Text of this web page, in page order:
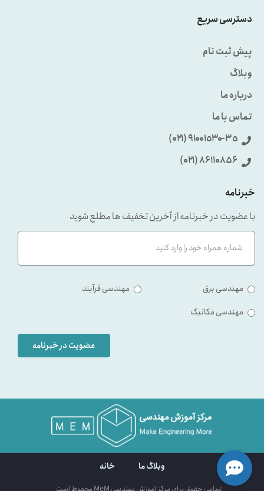
دسترسی سریع
پیش ثبت نام
وبلاگ
درباره ما
تماس با ما
٩۱۰۰۱٥۳۰-۳٥ (۰۲۱)
86110856 (۰۲۱)
خبرنامه
با عضویت در خبرنامه از آخرین تخفیف ها مطلع شوید
مهندسی برق
مهندسی فرآیند
مهندسی مکانیک
عضویت در خبرنامه
وبلاگ ما خانه